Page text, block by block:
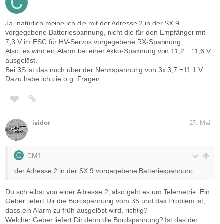
Ja, natürlich meine ich die mit der Adresse 2 in der SX 9
vorgegebene Batteriespannung, nicht die für den Empfänger mit
7,3 V im ESC für HV-Servos vorgegebene RX-Spannung.
Also, es wird ein Alarm bei einer Akku-Spannung von 11,2…11,6 V
ausgelöst.
Bei 3S ist das noch über der Nennspannung von 3x 3,7 =11,1 V.
Dazu habe ich die o.g. Fragen.
isidor 27. Mai
CM1:
der Adresse 2 in der SX 9 vorgegebene Batteriespannung
Du schreibst von einer Adresse 2, also geht es um Telemetrie. Ein
Geber liefert Dir die Bordspannung vom 3S und das Problem ist,
dass ein Alarm zu früh ausgelöst wird, richtig?
Welcher Geber liefert Dir denn die Bordspannung? Ist das der